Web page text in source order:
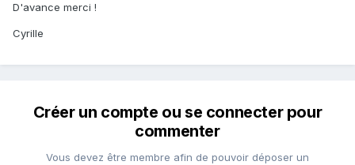
D'avance merci !
Cyrille
Créer un compte ou se connecter pour
commenter
Vous devez être membre afin de pouvoir déposer un